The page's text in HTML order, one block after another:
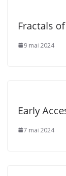
Fractals
9 mai 2024
Early
7 mai 2024